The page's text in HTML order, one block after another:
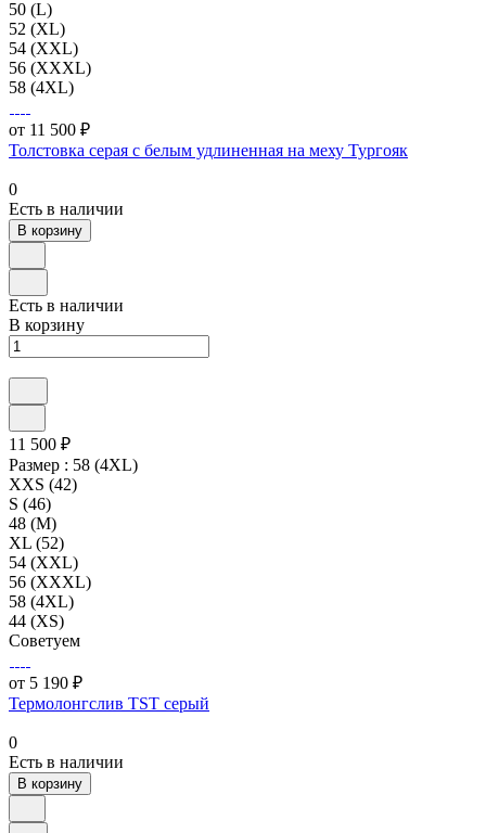
50 (L)
52 (XL)
54 (XXL)
56 (XXXL)
58 (4XL)
от 11 500 ₽
Толстовка серая с белым удлиненная на меху Тургояк
0
Есть в наличии
В корзину
Есть в наличии
В корзину
11 500 ₽
Размер : 58 (4XL)
XXS (42)
S (46)
48 (M)
XL (52)
54 (XXL)
56 (XXXL)
58 (4XL)
44 (XS)
Советуем
от 5 190 ₽
Термолонгслив TST серый
0
Есть в наличии
В корзину